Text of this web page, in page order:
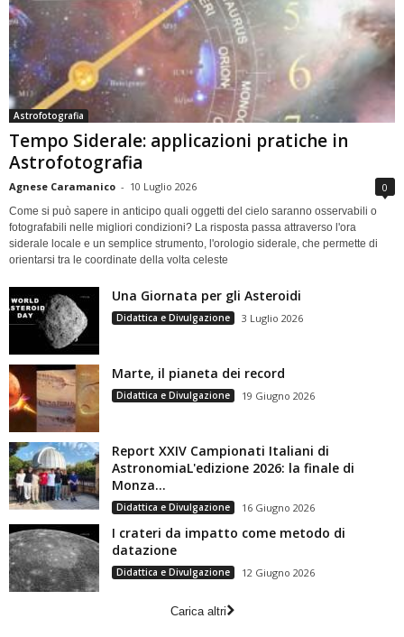
Astrofotografia
Tempo Siderale: applicazioni pratiche in
Astrofotografia
Agnese Caramanico - 10 Luglio 2026 0
Come si può sapere in anticipo quali oggetti del cielo saranno osservabili o
fotografabili nelle migliori condizioni? La risposta passa attraverso l'ora
siderale locale e un semplice strumento, l'orologio siderale, che permette di
orientarsi tra le coordinate della volta celeste
Una Giornata per gli Asteroidi
Didattica e Divulgazione 3 Luglio 2026
Marte, il pianeta dei record
Didattica e Divulgazione 19 Giugno 2026
Report XXIV Campionati Italiani di
AstronomiaL'edizione 2026: la finale di
Monza...
Didattica e Divulgazione 16 Giugno 2026
I crateri da impatto come metodo di
datazione
Didattica e Divulgazione 12 Giugno 2026
Carica altri